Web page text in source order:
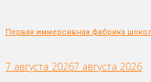
Первая иммерсивная фабрика
7 августа 20267 августа 2026